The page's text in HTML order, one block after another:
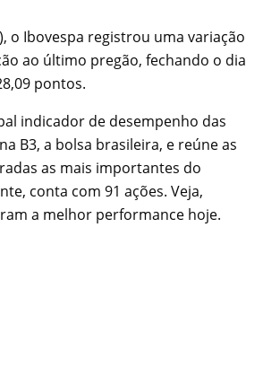
o Ibovespa registrou uma variação
ao último pregão, fechando o dia
pontos.
indicador de desempenho das
B3, a bolsa brasileira, e reúne as
as mais importantes do
conta com 91 ações. Veja,
a melhor performance hoje.